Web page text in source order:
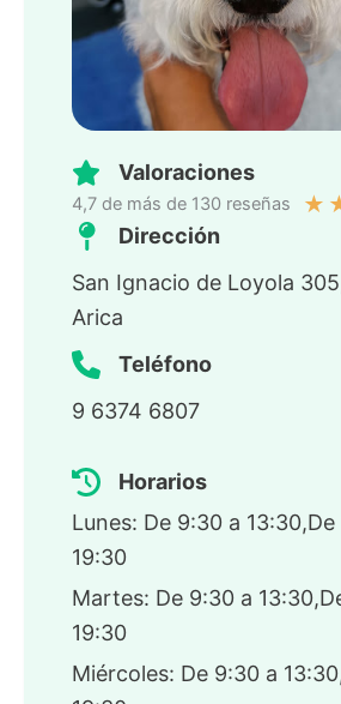
Valoraciones
4,7 de más de 130 reseñas ★
Dirección
San Ignacio de Loyola
Arica
Teléfono
9 6374 6807
Horarios
Lunes: De 9:30 a 13:30,De
19:30
Martes: De 9:30 a
19:30
Miércoles: De 9:30 a